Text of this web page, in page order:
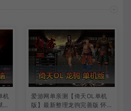
机
爱游网单亲测【倚天OL单机
版】最新整理龙驹完善版 怀